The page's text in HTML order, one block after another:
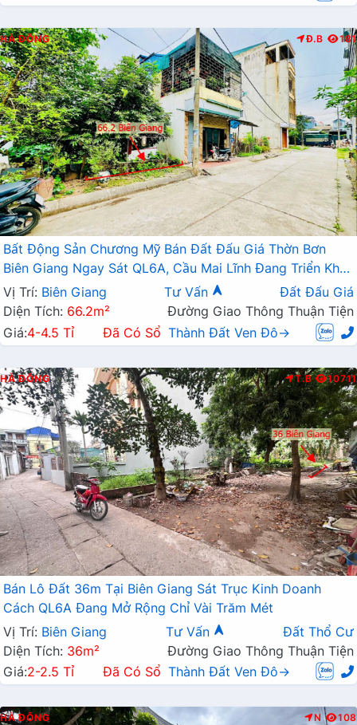
HÀ ĐÔNG Đ.B 181
Bất Động Sản Chương Mỹ Bán Đất Đấu Giá Thờn Bơn
Biên Giang Ngay Sát QL6A, Cầu Mai Lĩnh Đang Triển Khai
Mở Rộng
Vị Trí: Biên Giang Tư Vấn
Đất Đấu Giá
Diện Tích: 66.2m²
Đường Giao Thông Thuận Tiện
Giá:4-4.5 Tỉ Đã Có Sổ Thành Đất Ven Đô→
HÀ ĐÔNG T.B 10711
Bán Lô Đất 36m Tại Biên Giang Sát Trục Kinh Doanh
Cách QL6A Đang Mở Rộng Chỉ Vài Trăm Mét
Vị Trí: Biên Giang Tư Vấn
Đất Thổ Cư
Diện Tích: 36m²
Đường Giao Thông Thuận Tiện
Giá:2-2.5 Tỉ Đã Có Sổ Thành Đất Ven Đô→
HÀ ĐÔNG N 108